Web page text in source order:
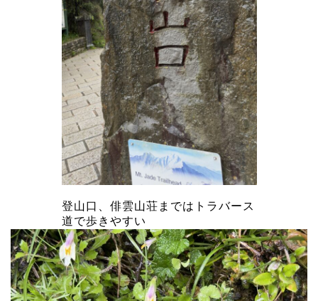
登山口、俳雲山荘まではトラバース
道で歩きやすい